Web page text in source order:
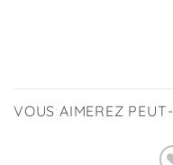
VOUS AIMEREZ